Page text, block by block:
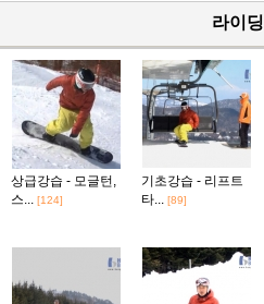
라이딩
상급강습 - 모글턴,
스... [124]
기초강습 - 리프트
타... [89]